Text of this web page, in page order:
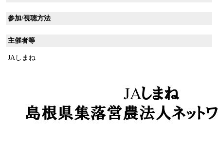
参加/視聴方法
主催者等
JAしまね